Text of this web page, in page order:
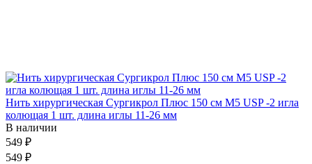
Нить хирургическая Сургикрол Плюс 150 см М5 USP -2 игла
колющая 1 шт. длина иглы 11-26 мм
В наличии
549 ₽
549 ₽